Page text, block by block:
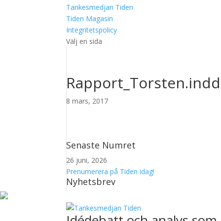
Tankesmedjan Tiden
Tiden Magasin
Integritetspolicy
Välj en sida
Rapport_Torsten.indd
8 mars, 2017
Senaste Numret
26 juni, 2026
Prenumerera på Tiden idag!
Nyhetsbrev